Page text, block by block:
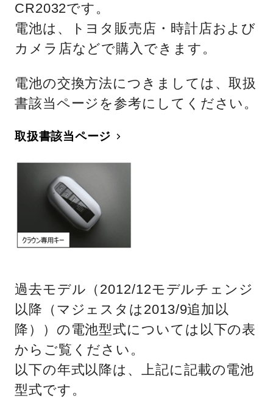
CR2032です。
電池は、トヨタ販売店・時計店および
カメラ店などで購入できます。
電池の交換方法につきましては、取扱
書該当ページを参考にしてください。
取扱書該当ページ
過去モデル（2012/12モデルチェンジ
以降（マジェスタは2013/9追加以
降））の電池型式については以下の表
からご覧ください。
以下の年式以降は、上記に記載の電池
型式です。